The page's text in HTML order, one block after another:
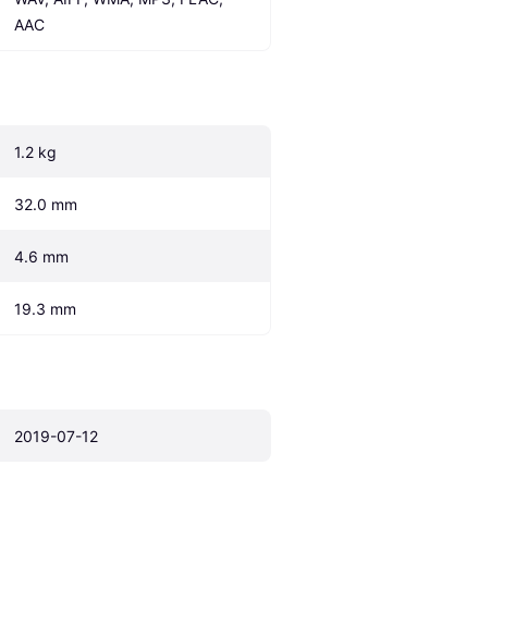
AAC
1.2 kg
32.0 mm
4.6 mm
19.3 mm
2019-07-12